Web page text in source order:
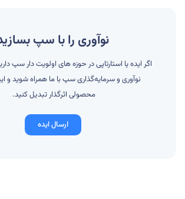
نوآوری را با سپ
اگر ایده یا استارتاپی در حوزه های اولویت دار سپ
نوآوری و سرمایه‌گذاری سپ با ما همراه شوید و
محصولی اثرگذار تبدیل کنید.
ارسال ایده